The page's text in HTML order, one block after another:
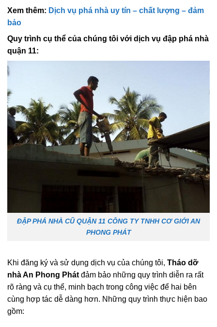
Xem thêm:
Dịch vụ phá nhà uy tín – chất lượng – đảm
Quy trình cụ thể của chúng tôi với dịch vụ đập phá nhà
quận 11:
ĐẬP PHÁ NHÀ CŨ QUẬN 11 CÔNG TY TNHH CƠ GIỚI AN
Khi đăng ký và sử dụng dịch vụ của chúng tôi,
Tháo dỡ
nhà An Phong Phát
đảm bảo những quy trình diễn ra rất
rõ ràng và cụ thể, minh bạch trong công việc để hai bên
cùng hợp tác dễ dàng hơn. Những quy trình thực hiện bao
gồm: